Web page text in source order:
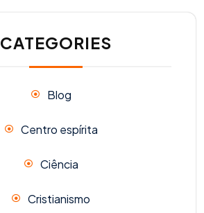
CATEGORIES
Blog
Centro espírita
Ciência
Cristianismo